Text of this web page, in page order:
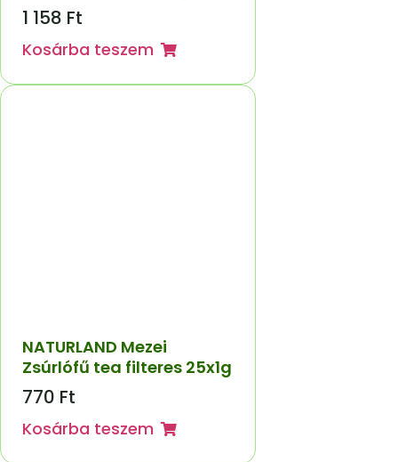
1 158 Ft
Kosárba teszem
NATURLAND Mezei
Zsúrlófű tea filteres 25x1g
770 Ft
Kosárba teszem